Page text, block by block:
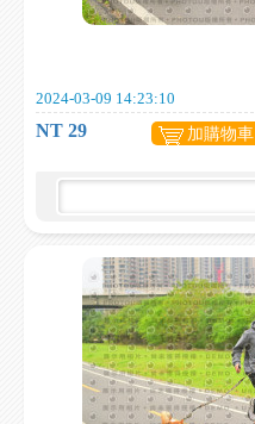
2024-03-09 14:23:10
NT 29 加購物車